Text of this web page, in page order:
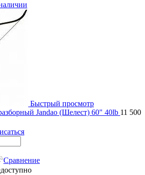
Быстрый просмотр
Jandao (Шелест) 60" 40lb 11 500
Сравнение